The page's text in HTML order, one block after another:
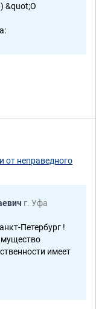
&quot;О
от неправедного
г. Уфа
Петербург !
имеет